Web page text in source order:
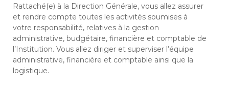
s
s
o
c
i
u
t
m
e
n
t
Rattaché(e) à la Direction Générale, vous allez assurer
et rendre compte toutes les activités soumises à
votre responsabilité, relatives à la gestion
administrative, budgétaire, financière et comptable de
l’Institution. Vous allez diriger et superviser l’équipe
administrative, financière et comptable ainsi que la
logistique.